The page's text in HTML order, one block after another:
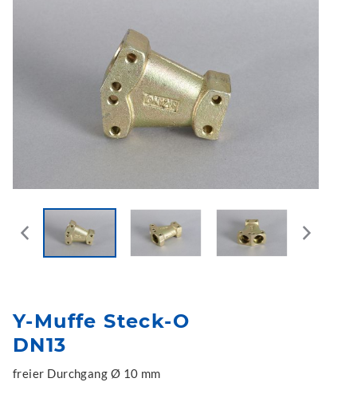
Y-Muffe Steck-O
DN13
freier Durchgang Ø 10 mm